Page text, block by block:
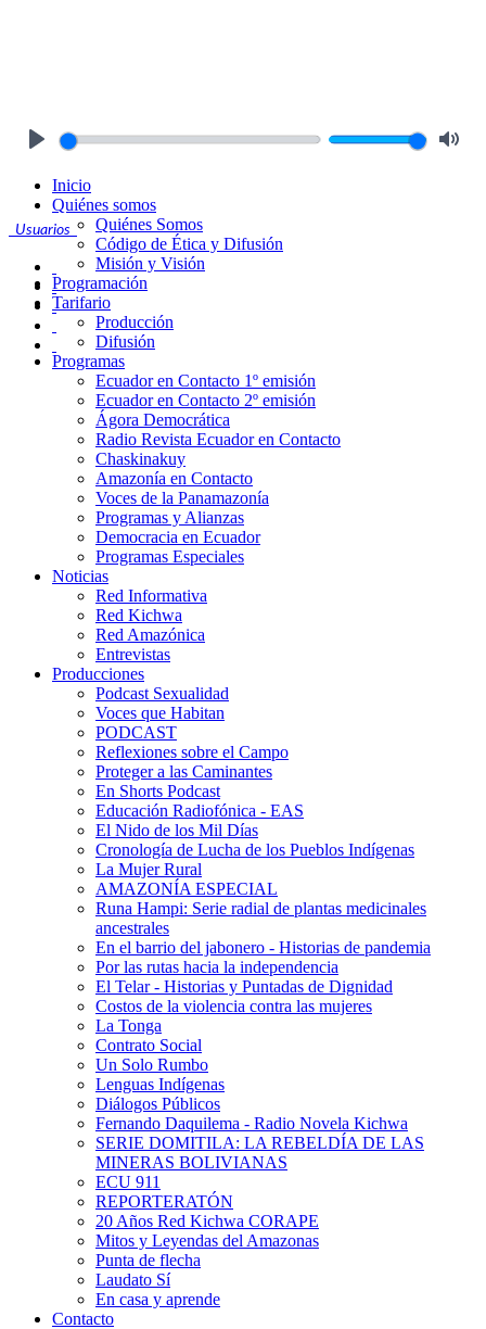
Usuarios
Inicio
Quiénes somos
Quiénes Somos
Código de Ética y Difusión
Misión y Visión
Programación
Tarifario
Producción
Difusión
Programas
Ecuador en Contacto 1º emisión
Ecuador en Contacto 2º emisión
Ágora Democrática
Radio Revista Ecuador en Contacto
Chaskinakuy
Amazonía en Contacto
Voces de la Panamazonía
Programas y Alianzas
Democracia en Ecuador
Programas Especiales
Noticias
Red Informativa
Red Kichwa
Red Amazónica
Entrevistas
Producciones
Podcast Sexualidad
Voces que Habitan
PODCAST
Reflexiones sobre el Campo
Proteger a las Caminantes
En Shorts Podcast
Educación Radiofónica - EAS
El Nido de los Mil Días
Cronología de Lucha de los Pueblos Indígenas
La Mujer Rural
AMAZONÍA ESPECIAL
Runa Hampi: Serie radial de plantas medicinales
ancestrales
En el barrio del jabonero - Historias de pandemia
Por las rutas hacia la independencia
El Telar - Historias y Puntadas de Dignidad
Costos de la violencia contra las mujeres
La Tonga
Contrato Social
Un Solo Rumbo
Lenguas Indígenas
Diálogos Públicos
Fernando Daquilema - Radio Novela Kichwa
SERIE DOMITILA: LA REBELDÍA DE LAS
MINERAS BOLIVIANAS
ECU 911
REPORTERATÓN
20 Años Red Kichwa CORAPE
Mitos y Leyendas del Amazonas
Punta de flecha
Laudato Sí
En casa y aprende
Contacto